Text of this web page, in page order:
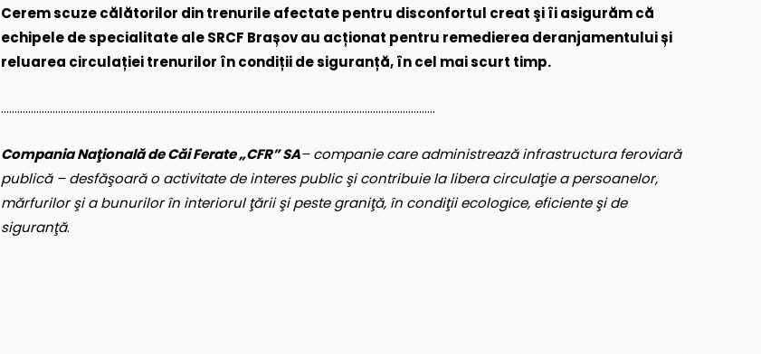
Cerem scuze călătorilor din trenurile afectate pentru disconfortul creat şi îi asigurăm că
echipele de specialitate ale SRCF Brașov au acționat pentru remedierea deranjamentului și
reluarea circulației trenurilor în condiții de siguranță, în cel mai scurt timp.
…………………………………………………………………………………………………………………………………………….
Compania Naţională de Căi Ferate „CFR” SA– companie care administrează infrastructura feroviară
publică – desfăşoară o activitate de interes public şi contribuie la libera circulaţie a persoanelor,
mărfurilor şi a bunurilor în interiorul ţării şi peste graniţă, în condiţii ecologice, eficiente şi de
siguranţă.